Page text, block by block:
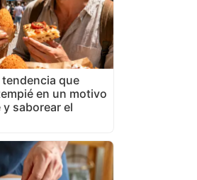
que
en un motivo
y saborear el